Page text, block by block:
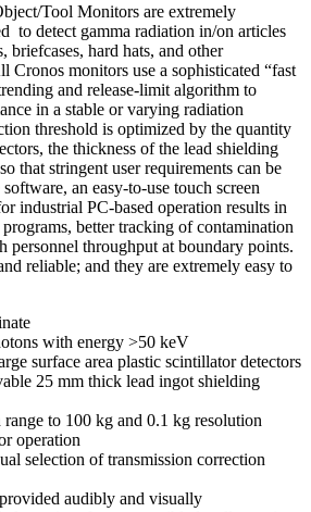
Tool Monitors are extremely
to detect gamma radiation in/on articles
briefcases, hard hats, and other
Cronos monitors use a sophisticated “fast
and release-limit algorithm to
in a stable or varying radiation
threshold is optimized by the quantity
the thickness of the lead shielding
that stringent user requirements can be
an easy-to-use touch screen
industrial PC-based operation results in
better tracking of contamination
personnel throughput at boundary points.
reliable; and they are extremely easy to
with energy >50 keV
surface area plastic scintillator detectors
25 mm thick lead ingot shielding
to 100 kg and 0.1 kg resolution
operation
selection of transmission correction
audibly and visually